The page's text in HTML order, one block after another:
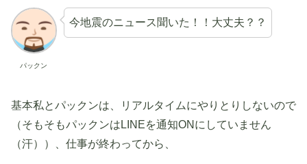
パックン
今地震のニュース聞いた！！大丈夫？？
基本私とパックンは、リアルタイムにやりとりしないので
（そもそもパックンはLINEを通知ONにしていません
（汗））、仕事が終わってから、